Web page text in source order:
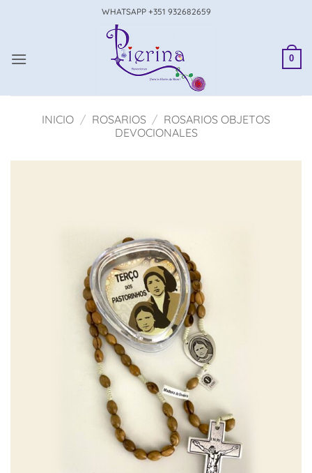
WHATSAPP +351 932682659
0
INICIO / ROSARIOS / ROSARIOS OBJETOS
DEVOCIONALES